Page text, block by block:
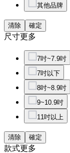
其他品牌
清除 確定
尺寸更多
7吋~7.9吋
7吋以下
8吋~8.9吋
9~10.9吋
11吋以上
清除 確定
款式更多